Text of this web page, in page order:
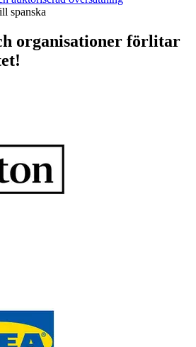
spanska
organisationer förlitar